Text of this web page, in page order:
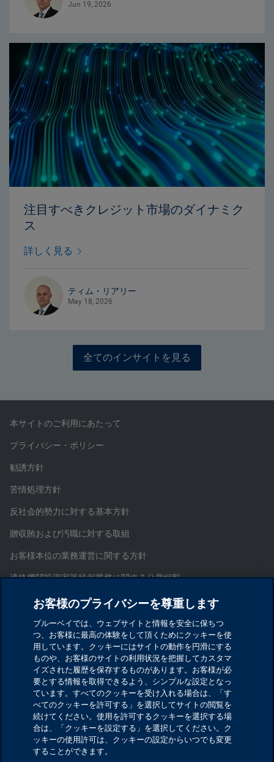
Jun 19, 2026
注目すべきクレジット市場のダイナミク
ス
詳しく見る
ティム・リアリー
May 18, 2026
全てのインサイトを見る
本サイトのご利用にあたって
プライバシー・ポリシー
勧誘方針
苦情処理方針
反社会的勢力に対する基本方針
贈収賄および汚職に対する取組
お客様本位の業務運営に関する方針
適格機関投資家等特例業務に関する公衆縦覧
証券取引等監視委員会情報提供窓口
お問い合わせ
サイトマップ
Cookieを設定する
ブルーベイ・アセット・マネジメント・インターナシ
ョナル・リミテッド
金融商品取引業者 関東財務局長（金商）第1029号
加入協会：一般社団法人資産運用業協会／一般社団法
お客様のプライバシーを尊重します
ブルーベイでは、ウェブサイトと情報を安全に保ちつ
つ、お客様に最高の体験をして頂くためにクッキーを使
用しています。クッキーにはサイトの動作を円滑にする
ものや、お客様のサイトの利用状況を把握してカスタマ
イズされた履歴を保存するものがあります。お客様が必
要とする情報を取得できるよう、シンプルな設定となっ
ています。すべてのクッキーを受け入れる場合は、「す
べてのクッキーを許可する」を選択してサイトの閲覧を
続けてください。使用を許可するクッキーを選択する場
合は、「クッキーを設定する」を選択してください。ク
ッキーの使用許可は、クッキーの設定からいつでも変更
することができます。